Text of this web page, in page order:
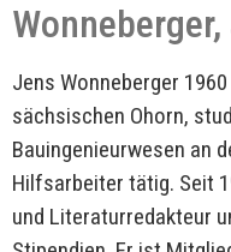
Jens Wonneberger
sächsischen Ohorn,
Bauingenieurwesen an
Hilfsarbeiter tätig. Seit
und Literaturredakteur